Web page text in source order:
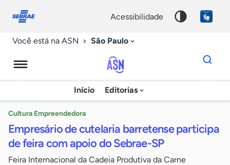
conosco
acessibilidade
Você está na ASN São Paulo
Agência
Sebrae
Notícias
Início Editorias
Dados
para
chave
Cultura Empreendedora
Empresário de cutelaria barretense participa
de feira com apoio do Sebrae-SP
Feira Internacional da Cadeia Produtiva da Carne